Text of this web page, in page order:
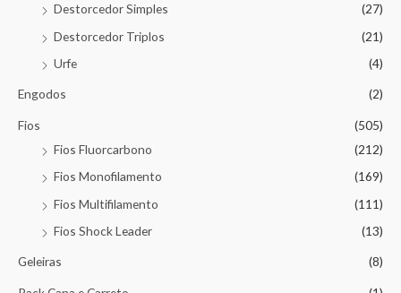
Destorcedor Simples
(27)
Destorcedor Triplos
(21)
Urfe
(4)
Engodos (2)
Fios
(505)
Fios Fluorcarbono
(212)
Fios Monofilamento
(169)
Fios Multifilamento
(111)
Fios Shock Leader
(13)
Geleiras (8)